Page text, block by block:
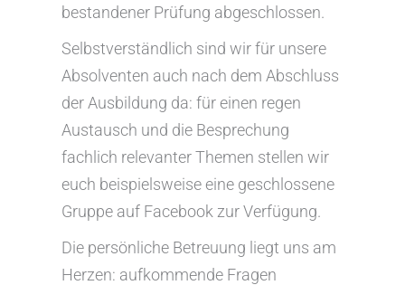
bestandener Prüfung abgeschlossen.
Selbstverständlich sind wir für unsere
Absolventen auch nach dem Abschluss
der Ausbildung da: für einen regen
Austausch und die Besprechung
fachlich relevanter Themen stellen wir
euch beispielsweise eine geschlossene
Gruppe auf Facebook zur Verfügung.
Die persönliche Betreuung liegt uns am
Herzen: aufkommende Fragen